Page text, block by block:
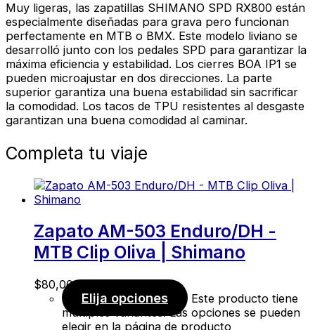
Muy ligeras, las zapatillas SHIMANO SPD RX800 están
especialmente diseñadas para grava pero funcionan
perfectamente en MTB o BMX. Este modelo liviano se
desarrolló junto con los pedales SPD para garantizar la
máxima eficiencia y estabilidad. Los cierres BOA IP1 se
pueden microajustar en dos direcciones. La parte
superior garantiza una buena estabilidad sin sacrificar
la comodidad. Los tacos de TPU resistentes al desgaste
garantizan una buena comodidad al caminar.
Completa tu viaje
Zapato AM-503 Enduro/DH -
MTB Clip Oliva | Shimano
$80,00
Elija opciones
Este producto tiene
múltiples variantes. Las opciones se pueden
elegir en la página de producto